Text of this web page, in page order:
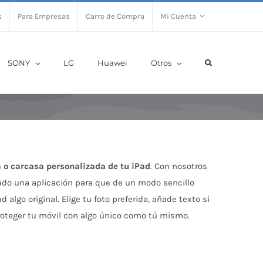
Para Empresas Carro de Compra Mi Cuenta
SONY LG Huawei Otros
o carcasa personalizada de tu iPad. Con nosotros
una aplicación para que de un modo sencillo
algo original. Elige tu foto preferida, añade texto si
tu móvil con algo único como tú mismo.